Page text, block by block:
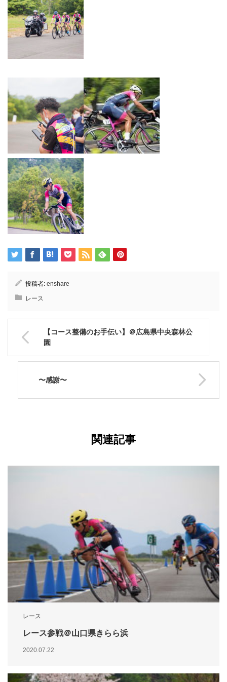
投稿者: enshare
レース
【コース整備のお手伝い】＠広島県中央森林公
園
〜感謝〜
関連記事
レース
レース参戦＠山口県きらら浜
2020.07.22